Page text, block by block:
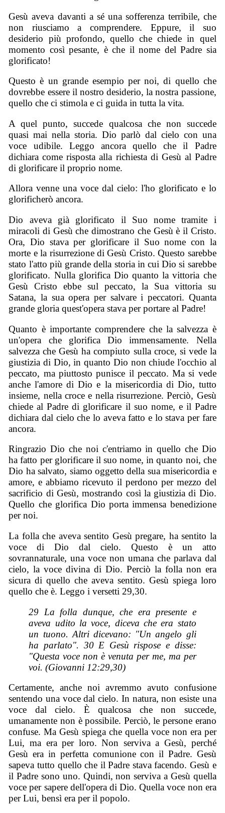
Gesù aveva davanti a sé una sofferenza terribile, che
non riusciamo a comprendere. Eppure, il suo
desiderio più profondo, quello che chiede in quel
momento così pesante, è che il nome del Padre sia
glorificato!
Questo è un grande esempio per noi, di quello che
dovrebbe essere il nostro desiderio, la nostra passione,
quello che ci stimola e ci guida in tutta la vita.
A quel punto, succede qualcosa che non succede
quasi mai nella storia. Dio parlò dal cielo con una
voce udibile. Leggo ancora quello che il Padre
dichiara come risposta alla richiesta di Gesù al Padre
di glorificare il proprio nome.
Allora venne una voce dal cielo: l'ho glorificato e lo
glorificherò ancora.
Dio aveva già glorificato il Suo nome tramite i
miracoli di Gesù che dimostrano che Gesù è il Cristo.
Ora, Dio stava per glorificare il Suo nome con la
morte e la risurrezione di Gesù Cristo. Questo sarebbe
stato l'atto più grande della storia in cui Dio si sarebbe
glorificato. Nulla glorifica Dio quanto la vittoria che
Gesù Cristo ebbe sul peccato, la Sua vittoria su
Satana, la sua opera per salvare i peccatori. Quanta
grande gloria quest'opera stava per portare al Padre!
Quanto è importante comprendere che la salvezza è
un'opera che glorifica Dio immensamente. Nella
salvezza che Gesù ha compiuto sulla croce, si vede la
giustizia di Dio, in quanto Dio non chiude l'occhio al
peccato, ma piuttosto punisce il peccato. Ma si vede
anche l'amore di Dio e la misericordia di Dio, tutto
insieme, nella croce e nella risurrezione. Perciò, Gesù
chiede al Padre di glorificare il suo nome, e il Padre
dichiara dal cielo che lo aveva fatto e lo stava per fare
ancora.
Ringrazio Dio che noi c'entriamo in quello che Dio
ha fatto per glorificare il suo nome, in quanto noi, che
Dio ha salvato, siamo oggetto della sua misericordia e
amore, e abbiamo ricevuto il perdono per mezzo del
sacrificio di Gesù, mostrando così la giustizia di Dio.
Quello che glorifica Dio porta immensa benedizione
per noi.
La folla che aveva sentito Gesù pregare, ha sentito la
voce di Dio dal cielo. Questo è un atto
sovrannaturale, una voce non umana che parlava dal
cielo, la voce divina di Dio. Perciò la folla non era
sicura di quello che aveva sentito. Gesù spiega loro
quello che è. Leggo i versetti 29,30.
29 La folla dunque, che era presente e
aveva udito la voce, diceva che era stato
un tuono. Altri dicevano: "Un angelo gli
ha parlato". 30 E Gesù rispose e disse:
"Questa voce non è venuta per me, ma per
voi. (Giovanni 12:29,30)
Certamente, anche noi avremmo avuto confusione
sentendo una voce dal cielo. In natura, non esiste una
voce dal cielo. È qualcosa che non succede,
umanamente non è possibile. Perciò, le persone erano
confuse. Ma Gesù spiega che quella voce non era per
Lui, ma era per loro. Non serviva a Gesù, perché
Gesù era in perfetta comunione con il Padre. Gesù
sapeva tutto quello che il Padre stava facendo. Gesù e
il Padre sono uno. Quindi, non serviva a Gesù quella
voce per sapere dell'opera di Dio. Quella voce non era
per Lui, bensì era per il popolo.